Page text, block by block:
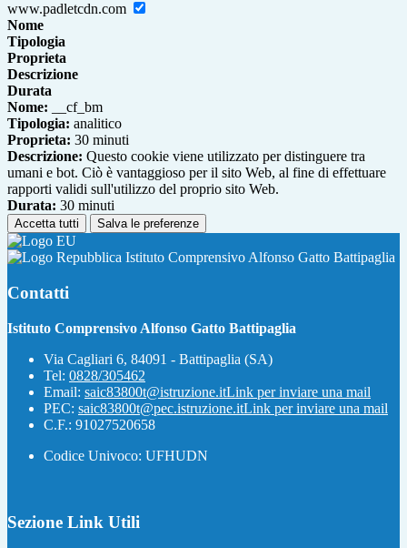
www.padletcdn.com
Nome
Tipologia
Proprieta
Descrizione
Durata
Nome: __cf_bm
Tipologia: analitico
Proprieta: 30 minuti
Descrizione: Questo cookie viene utilizzato per distinguere tra
umani e bot. Ciò è vantaggioso per il sito Web, al fine di effettuare
rapporti validi sull'utilizzo del proprio sito Web.
Durata: 30 minuti
Accetta tutti Salva le preferenze
Istituto Comprensivo Alfonso Gatto Battipaglia
Contatti
Istituto Comprensivo Alfonso Gatto Battipaglia
Via Cagliari 6, 84091 - Battipaglia (SA)
Tel: 0828/305462
Email: saic83800t@istruzione.itLink per inviare una mail
PEC: saic83800t@pec.istruzione.itLink per inviare una mail
C.F.: 91027520658
Codice Univoco: UFHUDN
Sezione Link Utili